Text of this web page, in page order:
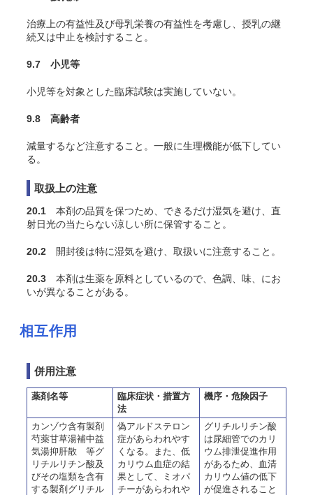
治療上の有益性及び母乳栄養の有益性を考慮し、授乳の継
続又は中止を検討すること。
9.7 小児等
小児等を対象とした臨床試験は実施していない。
9.8 高齢者
減量するなど注意すること。一般に生理機能が低下してい
る。
取扱上の注意
20.1 本剤の品質を保つため、できるだけ湿気を避け、直
射日光の当たらない涼しい所に保管すること。
20.2 開封後は特に湿気を避け、取扱いに注意すること。
20.3 本剤は生薬を原料としているので、色調、味、にお
いが異なることがある。
相互作用
併用注意
薬剤名等
臨床症状・措置方
法
機序・危険因子
カンゾウ含有製剤
芍薬甘草湯補中益
気湯抑肝散 等グ
リチルリチン酸及
びその塩類を含有
する製剤グリチル
偽アルドステロン
症があらわれやす
くなる。また、低
カリウム血症の結
果として、ミオパ
チーがあらわれや
グリチルリチン酸
は尿細管でのカリ
ウム排泄促進作用
があるため、血清
カリウム値の低下
が促進されること